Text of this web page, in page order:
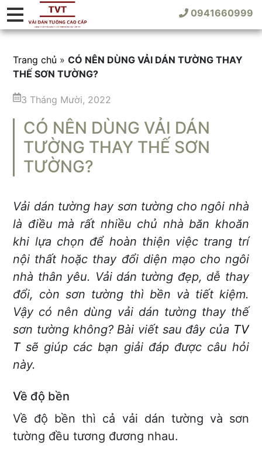
0941660999
Trang chủ »CÓ NÊN DÙNG VẢI DÁN TƯỜNG THAY
THẾ SƠN TƯỜNG?
3 Tháng Mười, 2022
CÓ NÊN DÙNG VẢI DÁN
TƯỜNG THAY THẾ SƠN
TƯỜNG?
Vải dán tường hay sơn tường cho ngôi nhà
là điều mà rất nhiều chủ nhà băn khoăn
khi lựa chọn để hoàn thiện việc trang trí
nội thất hoặc thay đổi diện mạo cho ngôi
nhà thân yêu. Vải dán tường đẹp, dễ thay
đổi, còn sơn tường thì bền và tiết kiệm.
Vậy có nên dùng vải dán tường thay thế
sơn tường không? Bài viết sau đây của TV
Tsẽ giúp các bạn giải đáp được câu hỏi
này.
Về độ bền
Về độ bền thì cả vải dán tường và sơn
tường đều tương đương nhau.